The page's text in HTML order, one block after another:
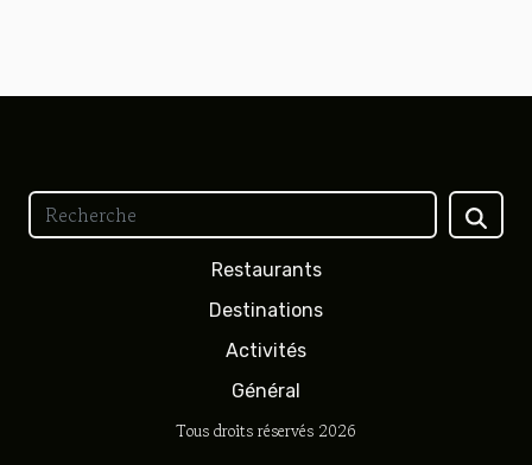
Restaurants
Destinations
Activités
Général
Tous droits réservés 2026